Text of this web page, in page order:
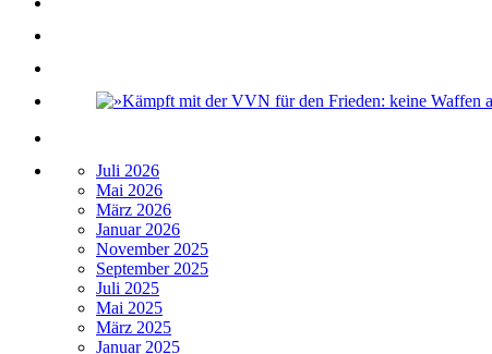
Juli 2026
Mai 2026
März 2026
Januar 2026
November 2025
September 2025
Juli 2025
Mai 2025
März 2025
Januar 2025